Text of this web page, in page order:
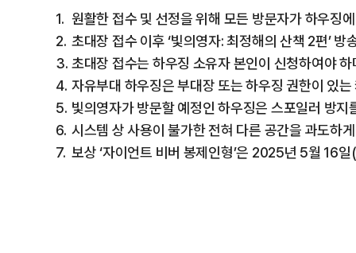
원활한 접수 및 선정을 위해 모든 방문자가 하우징
초대장 접수 이후 ‘빛의영자: 최정해의 산책 2편’
초대장 접수는 하우징 소유자 본인이 신청하여야
자유부대 하우징은 부대장 또는 하우징 권한이 있
빛의영자가 방문할 예정인 하우징은 스포일러 방
시스템 상 사용이 불가한 전혀 다른 공간을 과도하
보상 ‘자이언트 비버 봉제인형’은 2025년 5월 16